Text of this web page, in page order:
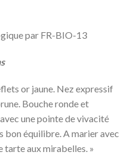
par FR-BIO-13
or jaune. Nez expressif
Bouche ronde et
une pointe de vivacité
bon équilibre. A marier avec
tarte aux mirabelles. »